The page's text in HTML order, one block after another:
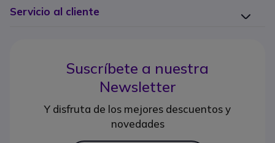
Servicio al cliente
Suscríbete a nuestra
Newsletter
Y disfruta de los mejores descuentos y
novedades